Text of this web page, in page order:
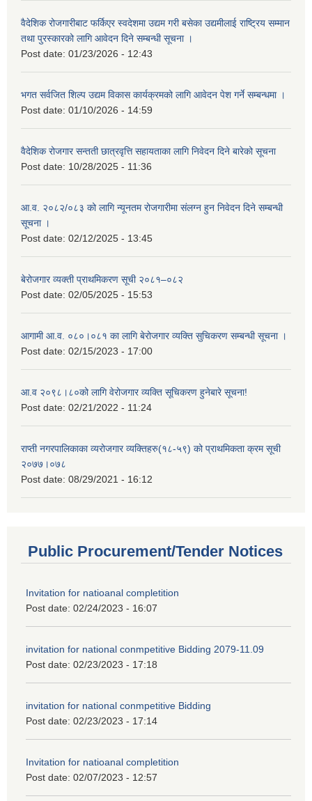
वैदेशिक रोजगारीबाट फर्किएर स्वदेशमा उद्यम गरी बसेका उद्यमीलाई राष्ट्रिय सम्मान
तथा पुरस्कारको लागि आवेदन दिने सम्बन्धी सूचना ।
Post date: 01/23/2026 - 12:43
भगत सर्वजित शिल्प उद्यम विकास कार्यक्रमको लागि आवेदन पेश गर्ने सम्बन्धमा ।
Post date: 01/10/2026 - 14:59
वैदेशिक रोजगार सन्तती छात्रवृत्ति सहायताका लागि निवेदन दिने बारेको सूचना
Post date: 10/28/2025 - 11:36
आ.व. २०८२/०८३ को लागि न्यूनतम रोजगारीमा संलग्न हुन निवेदन दिने सम्बन्धी
सूचना ।
Post date: 02/12/2025 - 13:45
बेरोजगार व्यक्ती प्राथमिकरण सूची २०८१–०८२
Post date: 02/05/2025 - 15:53
आगामी आ.व. ०८०।०८१ का लागि बेरोजगार व्यक्ति सुचिकरण सम्बन्धी सूचना ।
Post date: 02/15/2023 - 17:00
आ.व २०९८।८०को लागि वेरोजगार व्यक्ति सूचिकरण हुनेबारे सूचना!
Post date: 02/21/2022 - 11:24
राप्ती नगरपालिकाका व्यरोजगार व्यक्तिहरु(१८-५९) को प्राथमिकता क्रम सूची
२०७७।०७८
Post date: 08/29/2021 - 16:12
Public Procurement/Tender Notices
Invitation for natioanal completition
Post date: 02/24/2023 - 16:07
invitation for national conmpetitive Bidding 2079-11.09
Post date: 02/23/2023 - 17:18
invitation for national conmpetitive Bidding
Post date: 02/23/2023 - 17:14
Invitation for natioanal completition
Post date: 02/07/2023 - 12:57